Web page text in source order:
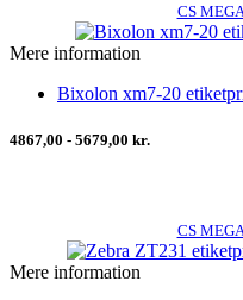
CS
Mere information
Bixolon xm7-20
4867,00 - 5679,00 kr.
CS
Mere information